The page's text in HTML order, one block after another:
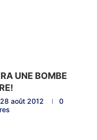
UNE BOMBE
28 août 2012
0